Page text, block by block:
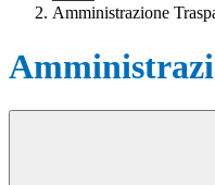
Amministrazione